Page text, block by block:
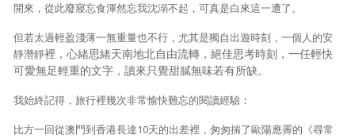
開來，從此廢寢忘食渾然忘我沈溺不起，可真是白來這一遭了。
但若太過輕盈淺薄一無重量也不行，尤其是獨自出遊時刻，一個人的安
靜潛靜裡，心緒思緒天南地北自由流轉，絕佳思考時刻，一任輕快
可愛無足輕重的文字，讀來只覺甜膩無味若有所缺。
我始終記得，旅行裡幾次非常愉快難忘的閱讀經驗：
比方一回從澳門到香港長達10天的出差裡，匆匆揣了歐陽應霽的《尋常